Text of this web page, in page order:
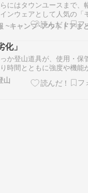
にはタウンユースまで、
ンウェアとして人気の「
。実際に購入を検討してい
なの？」「同じモンベル
違うの？」といった疑問
いでしょうか。 …
~キャンプ･アウトドアま
」
か登山道具が、使用・保
時間とともに強度や機能
：老朽化 使用回数・保管
温度変化などの影響を受
山